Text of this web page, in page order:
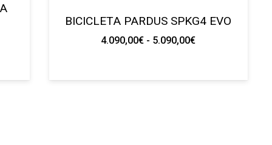
BICICLETA PARDUS SPKG4 EVO
4.090,00€ - 5.090,00€Rango